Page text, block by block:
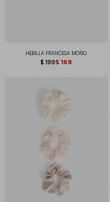
HEBILLA FRANCESA MOÑO
$ 199$ 169